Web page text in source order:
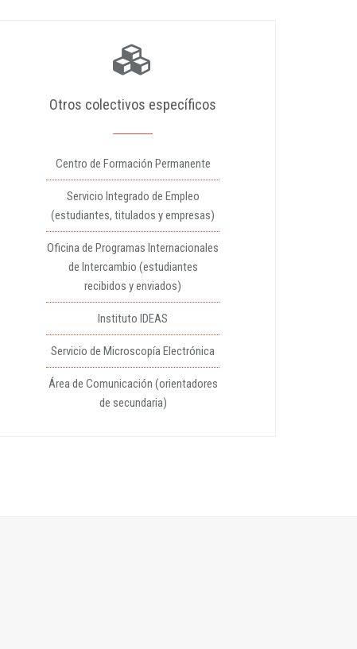
Otros colectivos específicos
Centro de Formación Permanente
Servicio Integrado de Empleo
(estudiantes, titulados y empresas)
Oficina de Programas Internacionales
de Intercambio (estudiantes
recibidos y enviados)
Instituto IDEAS
Servicio de Microscopía Electrónica
Área de Comunicación (orientadores
de secundaria)